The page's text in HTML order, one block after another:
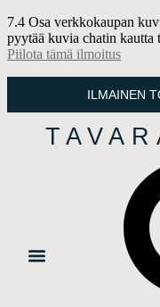
7.4 Osa verkkokaupan
pyytää kuvia chatin kautta
Piilota tämä ilmoitus
ILMAINEN